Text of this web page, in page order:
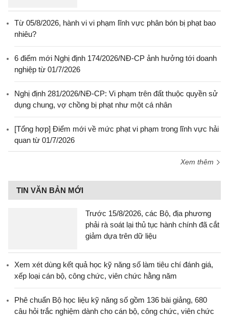
Từ 05/8/2026, hành vi vi phạm lĩnh vực phân bón bị phạt bao
nhiêu?
6 điểm mới Nghị định 174/2026/NĐ-CP ảnh hưởng tới doanh
nghiệp từ 01/7/2026
Nghị định 281/2026/NĐ-CP: Vi phạm trên đất thuộc quyền sử
dụng chung, vợ chồng bị phạt như một cá nhân
[Tổng hợp] Điểm mới về mức phạt vi phạm trong lĩnh vực hải
quan từ 01/7/2026
Xem thêm
TIN VĂN BẢN MỚI
Trước 15/8/2026, các Bộ, địa phương
phải rà soát lại thủ tục hành chính đã cắt
giảm dựa trên dữ liệu
Xem xét dùng kết quả học kỹ năng số làm tiêu chí đánh giá,
xếp loại cán bộ, công chức, viên chức hằng năm
Phê chuẩn Bộ học liệu kỹ năng số gồm 136 bài giảng, 680
câu hỏi trắc nghiệm dành cho cán bộ, công chức, viên chức